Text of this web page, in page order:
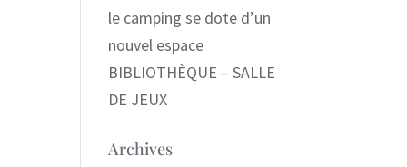
le camping se dote d’un
nouvel espace
BIBLIOTHÈQUE – SALLE
DE JEUX
Archives